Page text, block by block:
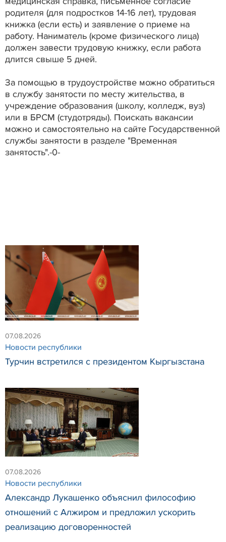
родителя (для подростков 14-16 лет), трудовая
книжка (если есть) и заявление о приеме на
работу. Наниматель (кроме физического лица)
должен завести трудовую книжку, если работа
длится свыше 5 дней.
За помощью в трудоустройстве можно обратиться
в службу занятости по месту жительства, в
учреждение образования (школу, колледж, вуз)
или в БРСМ (студотряды). Поискать вакансии
можно и самостоятельно на сайте Государственной
службы занятости в разделе "Временная
занятость".-0-
07.08.2026
Новости республики
Турчин встретился с президентом Кыргызстана
07.08.2026
Новости республики
Александр Лукашенко объяснил философию
отношений с Алжиром и предложил ускорить
реализацию договоренностей